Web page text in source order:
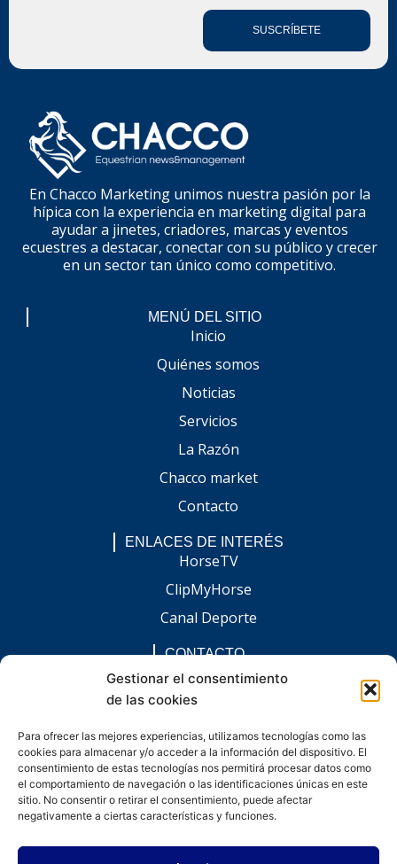
Gestionar el consentimiento
de las cookies
Para ofrecer las mejores experiencias, utilizamos tecnologías como las
cookies para almacenar y/o acceder a la información del dispositivo. El
consentimiento de estas tecnologías nos permitirá procesar datos como
el comportamiento de navegación o las identificaciones únicas en este
sitio. No consentir o retirar el consentimiento, puede afectar
negativamente a ciertas características y funciones.
SUSCRÍBETE
En Chacco Marketing unimos nuestra pasión por la
hípica con la experiencia en marketing digital para
ayudar a jinetes, criadores, marcas y eventos
ecuestres a destacar, conectar con su público y crecer
en un sector tan único como competitivo.
MENÚ DEL SITIO
Inicio
Quiénes somos
Noticias
Servicios
La Razón
Chacco market
Contacto
ENLACES DE INTERÉS
HorseTV
ClipMyHorse
Canal Deporte
CONTACTO
comunicacion@chaccoinfo.com
Presentes en todo el ámbito nacional
F
a
c
e
b
o
I
n
s
t
a
g
L
i
n
k
e
d
E
n
v
e
l
o
W
h
a
t
s